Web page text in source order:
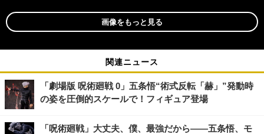
画像をもっと見る
関連ニュース
「劇場版 呪術廻戦 0」五条悟“術式反転「赫」”発動時
の姿を圧倒的スケールで！フィギュア登場
「呪術廻戦」大丈夫、僕、最強だから――五条悟、モ